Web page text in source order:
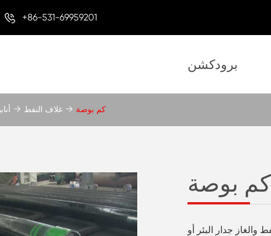
+86-531-69959201
برودكشن
كم بوصة
والغاز جدار البئر أو
غلاف النفط كم بوصة